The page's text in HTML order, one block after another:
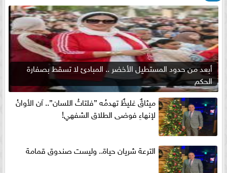
أبعد من حدود المستطيل الأخضر .. المبادئ لا تسقط بصفارة
الحكم
ميثاقٌ غليظٌ تهدمُه ”فلتاتُ اللسان”.. آن الأوانُ
لإنهاءِ فوضى الطلاق الشفهي!
الترعة شريان حياة.. وليست صندوق قمامة